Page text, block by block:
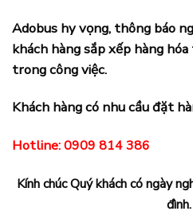
Adobus hy vọng, thông báo
khách hàng sắp xếp hàng
trong công việc.
Khách hàng có nhu cầu đặt
Hotline:0909 814 386
Kính chúc Quý khách có ngày
đình.